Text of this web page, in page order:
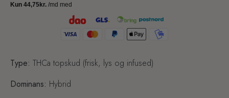
Type: THCa topskud (frisk, lys og infused)
Dominans: Hybrid